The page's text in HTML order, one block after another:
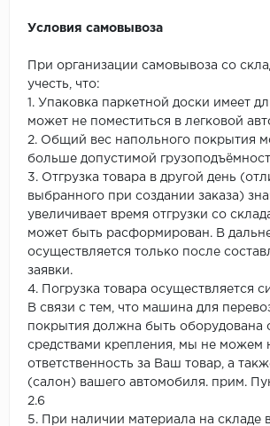
Условия самовывоза
При организации самовывоза со
учесть, что:
1. Упаковка паркетной доски имеет
может не поместиться в легковой
2. Общий вес напольного покрытия
больше допустимой
3. Отгрузка товара в другой день
выбранного при создании заказа)
увеличивает время отгрузки со
может быть расформирован. В
осуществляется только после
заявки.
4. Погрузка товара осуществляется
В связи с тем, что машина для
покрытия должна быть оборудована
средствами крепления, мы не можем
ответственность за Ваш товар, а
(салон) вашего автомобиля. прим.
2.6
5. При наличии материала на складе